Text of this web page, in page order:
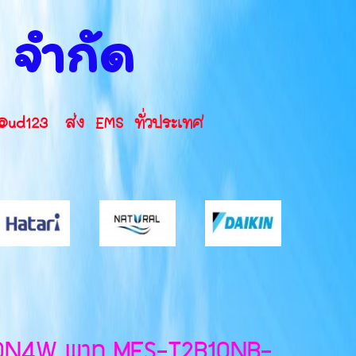
ำกัด
ID: @ud123 ส่ง EMS ทั่วประเทศ